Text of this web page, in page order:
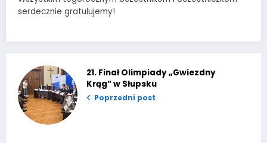
serdecznie gratulujemy!
21. Finał Olimpiady „Gwiezdny
Krąg” w Słupsku
Poprzedni post